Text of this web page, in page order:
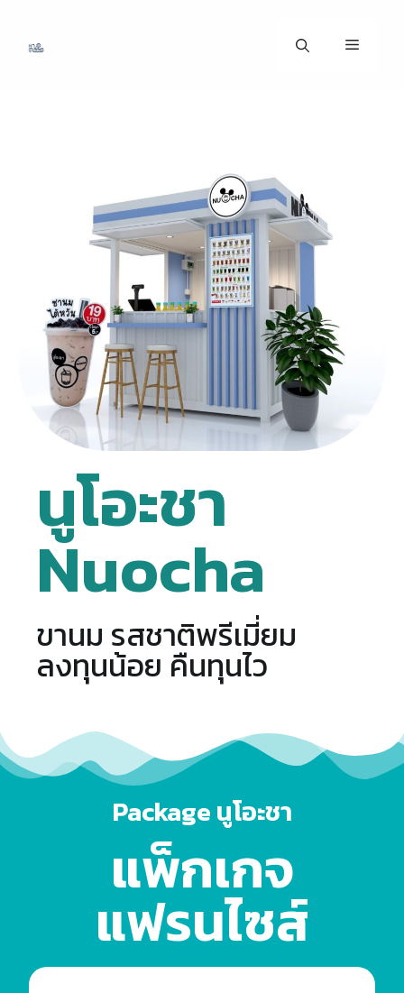
นูโอะชา
Nuocha
ขานม รสชาติพรีเมี่ยม
ลงทุนน้อย คืนทุนไว
Package นูโอะชา
แพ็กเกจ
แฟรนไซส์